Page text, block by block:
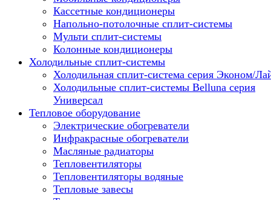
Кассетные кондиционеры
Напольно-потолочные сплит-системы
Мульти сплит-системы
Колонные кондиционеры
Холодильные сплит-системы
Холодильная сплит-система серия Эконом/
Холодильные сплит-системы Belluna серия
Универсал
Тепловое оборудование
Электрические обогреватели
Инфракрасные обогреватели
Масляные радиаторы
Тепловентиляторы
Тепловентиляторы водяные
Тепловые завесы